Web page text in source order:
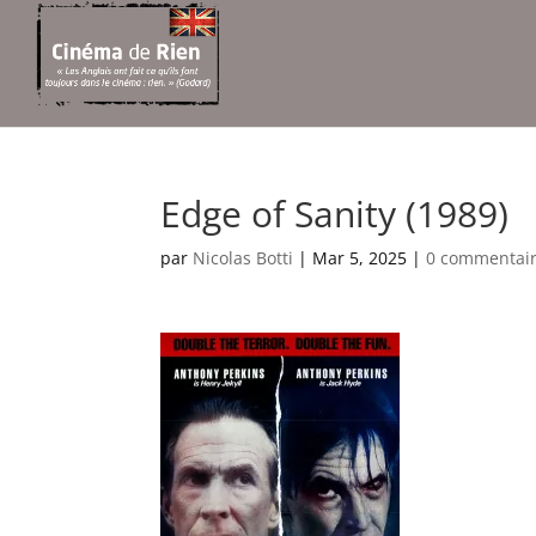
Edge of Sanity (1989)
par Nicolas Botti | Mar 5, 2025 |0